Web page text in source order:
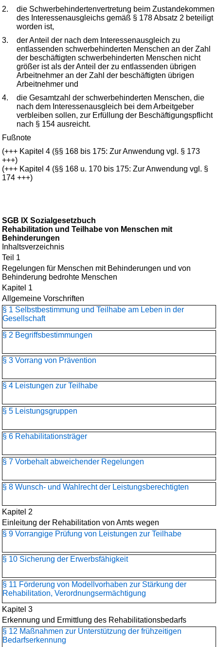
2.
die Schwerbehindertenvertretung beim Zustandekommen
des Interessenausgleichs gemäß § 178 Absatz 2 beteiligt
worden ist,
3.
der Anteil der nach dem Interessenausgleich zu
entlassenden schwerbehinderten Menschen an der Zahl
der beschäftigten schwerbehinderten Menschen nicht
größer ist als der Anteil der zu entlassenden übrigen
Arbeitnehmer an der Zahl der beschäftigten übrigen
Arbeitnehmer und
4.
die Gesamtzahl der schwerbehinderten Menschen, die
nach dem Interessenausgleich bei dem Arbeitgeber
verbleiben sollen, zur Erfüllung der Beschäftigungspflicht
nach § 154 ausreicht.
Fußnote
(+++ Kapitel 4 (§§ 168 bis 175: Zur Anwendung vgl. § 173
+++)
(+++ Kapitel 4 (§§ 168 u. 170 bis 175: Zur Anwendung vgl. §
174 +++)
SGB IX Sozialgesetzbuch
Rehabilitation und Teilhabe von Menschen mit
Behinderungen
Inhaltsverzeichnis
Teil 1
Regelungen für Menschen mit Behinderungen und von
Behinderung bedrohte Menschen
Kapitel 1
Allgemeine Vorschriften
§ 1 Selbstbestimmung und Teilhabe am Leben in der
Gesellschaft
§ 2 Begriffsbestimmungen
§ 3 Vorrang von Prävention
§ 4 Leistungen zur Teilhabe
§ 5 Leistungsgruppen
§ 6 Rehabilitationsträger
§ 7 Vorbehalt abweichender Regelungen
§ 8 Wunsch- und Wahlrecht der Leistungsberechtigten
Kapitel 2
Einleitung der Rehabilitation von Amts wegen
§ 9 Vorrangige Prüfung von Leistungen zur Teilhabe
§ 10 Sicherung der Erwerbsfähigkeit
§ 11 Förderung von Modellvorhaben zur Stärkung der
Rehabilitation, Verordnungsermächtigung
Kapitel 3
Erkennung und Ermittlung des Rehabilitationsbedarfs
§ 12 Maßnahmen zur Unterstützung der frühzeitigen
Bedarfserkennung